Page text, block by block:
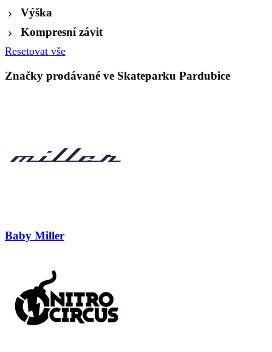
Výška
Kompresní závit
Resetovat vše
Značky prodávané ve Skateparku Pardubice
Baby Miller